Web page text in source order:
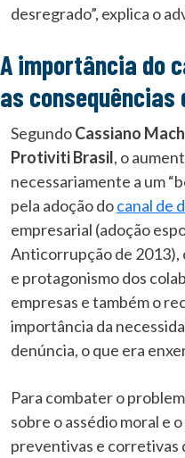
desregrado”, explica o
A importância do canal de denúncias e
as consequências
SegundoCassiano
Protiviti Brasil, o
necessariamente a um
pela adoção docanal de
empresarial (adoção
Anticorrupção de 2013),
e protagonismo dos
empresas e também o
importância da
denúncia, o que era
Para combater o
sobre o assédio moral e
preventivas e corretivas